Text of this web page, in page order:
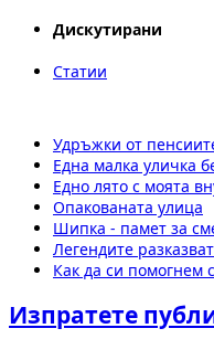
Дискутирани
Статии
Удръжки от
Една малка уличка
Едно лято с моята
Опакованата улица
Шипка - памет за
Легендите
Как да си помогнем
Изпратете